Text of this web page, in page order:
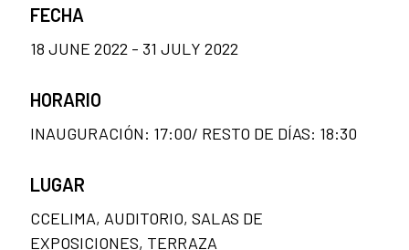
FECHA
18 JUNE 2022 - 31 JULY 2022
HORARIO
INAUGURACIÓN: 17:00/ RESTO DE DÍAS: 18:30
LUGAR
CCELIMA, AUDITORIO, SALAS DE
EXPOSICIONES, TERRAZA